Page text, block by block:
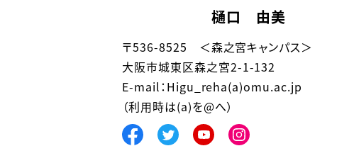
樋口 由美
〒536-8525 ＜森之宮キャンパス＞
大阪市城東区森之宮2-1-132
E-mail：Higu_reha(a)omu.ac.jp
（利用時は(a)を@へ）